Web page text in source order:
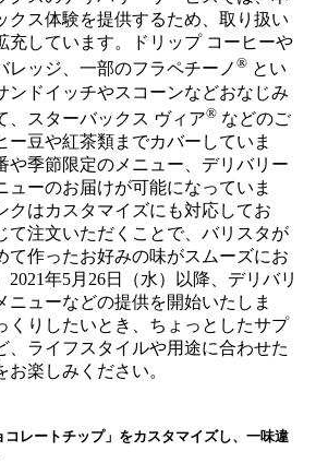
クス体験を提供するため、取り扱い
充しています。ドリップ コーヒーや
レッジ、一部のフラペチーノ ® とい
ンドイッチやスコーンなどおなじみ
、スターバックス ヴィア® などのご
ー豆や紅茶類までカバーしていま
や季節限定のメニュー、デリバリー
ューのお届けが可能になっていま
クはカスタマイズにも対応してお
て注文いただくことで、バリスタが
て作ったお好みの味がスムーズにお
2021年5月26日（水）以降、デリバリ
ニューなどの提供を開始いたしま
くりしたいとき、ちょっとしたサプ
、ライフスタイルや用途に合わせた
お楽しみください。
コレートチップ」をカスタマイズし、一味違